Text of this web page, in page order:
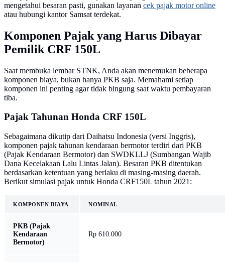
mengetahui besaran pasti, gunakan layanan cek pajak motor online
atau hubungi kantor Samsat terdekat.
Komponen Pajak yang Harus Dibayar
Pemilik CRF 150L
Saat membuka lembar STNK, Anda akan menemukan beberapa
komponen biaya, bukan hanya PKB saja. Memahami setiap
komponen ini penting agar tidak bingung saat waktu pembayaran
tiba.
Pajak Tahunan Honda CRF 150L
Sebagaimana dikutip dari Daihatsu Indonesia (versi Inggris),
komponen pajak tahunan kendaraan bermotor terdiri dari PKB
(Pajak Kendaraan Bermotor) dan SWDKLLJ (Sumbangan Wajib
Dana Kecelakaan Lalu Lintas Jalan). Besaran PKB ditentukan
berdasarkan ketentuan yang berlaku di masing-masing daerah.
Berikut simulasi pajak untuk Honda CRF150L tahun 2021:
KOMPONEN BIAYA NOMINAL
PKB (Pajak
Kendaraan
Bermotor)
Rp 610.000